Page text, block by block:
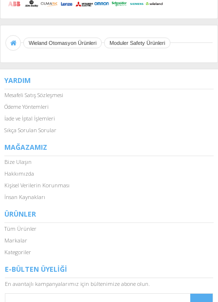
Wieland Otomasyon Ürünleri Moduler Safety Ürünleri
YARDIM
Mesafeli Satış Sözleşmesi
Ödeme Yöntemleri
İade ve İptal İşlemleri
Sıkça Sorulan Sorular
MAĞAZAMIZ
Bize Ulaşın
Hakkımızda
Kişisel Verilerin Korunması
İnsan Kaynakları
ÜRÜNLER
Tüm Ürünler
Markalar
Kategoriler
E-BÜLTEN ÜYELİĞİ
En avantajlı kampanyalarımız için bültenimize abone olun.